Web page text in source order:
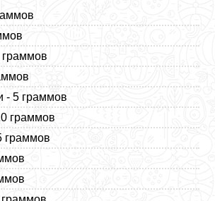
граммов
- 5 граммов
граммов
граммов